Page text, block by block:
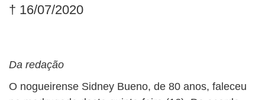
† 16/07/2020
Da redação
O nogueirense Sidney Bueno, de 80 anos, faleceu